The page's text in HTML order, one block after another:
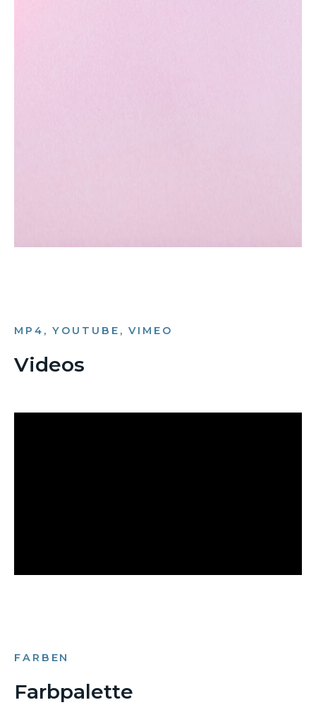
MP4, YOUTUBE, VIMEO
Videos
FARBEN
Farbpalette